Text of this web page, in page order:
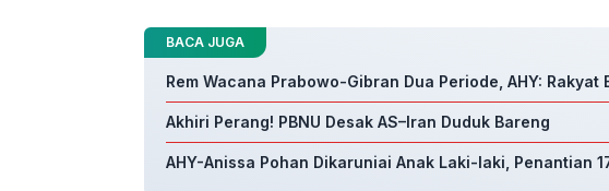
BACA JUGA
Rem Wacana Prabowo-Gibran Dua Periode, AHY:
Akhiri Perang! PBNU Desak AS–Iran Duduk Bareng
AHY-Anissa Pohan Dikaruniai Anak Laki-laki, Penantian